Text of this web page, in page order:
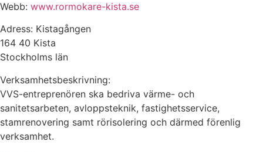
Webb: www.rormokare-kista.se
Adress: Kistagången
164 40 Kista
Stockholms län
Verksamhetsbeskrivning:
VVS-entreprenören ska bedriva värme- och
sanitetsarbeten, avloppsteknik, fastighetsservice,
stamrenovering samt rörisolering och därmed förenlig
verksamhet.